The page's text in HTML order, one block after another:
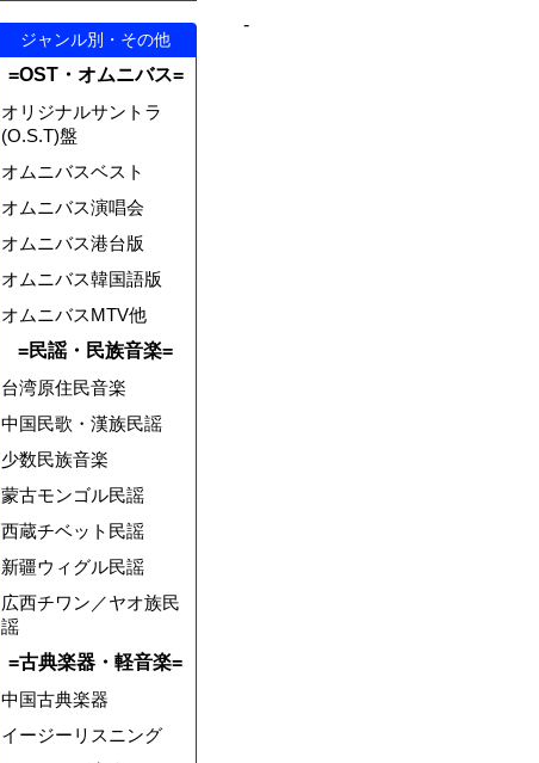
ジャンル別・その他
=OST・オムニバス=
オリジナルサントラ
(O.S.T)盤
オムニバスベスト
オムニバス演唱会
オムニバス港台版
オムニバス韓国語版
オムニバスMTV他
=民謡・民族音楽=
台湾原住民音楽
中国民歌・漢族民謡
少数民族音楽
蒙古モンゴル民謡
西蔵チベット民謡
新疆ウィグル民謡
広西チワン／ヤオ族民
謡
=古典楽器・軽音楽=
中国古典楽器
イージーリスニング
-